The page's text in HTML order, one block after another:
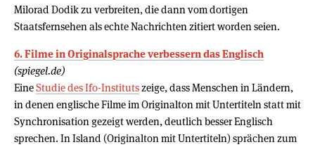
Milorad Dodik zu verbreiten, die dann vom dortigen
Staatsfernsehen als echte Nachrichten zitiert worden seien.
6. Filme in Originalsprache verbessern das Englisch
(spiegel.de)
EineStudie des Ifo-Instituts zeige, dass Menschen in Ländern,
in denen englische Filme im Originalton mit Untertiteln statt mit
Synchronisation gezeigt werden, deutlich besser Englisch
sprechen. In Island (Originalton mit Untertiteln) sprächen zum